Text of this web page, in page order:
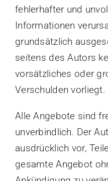
fehlerhafter und
Informationen
grundsätzlich
seitens des Autors
vorsätzliches oder
Verschulden vorliegt.
Alle Angebote sind
unverbindlich. Der
ausdrücklich vor,
gesamte Angebot